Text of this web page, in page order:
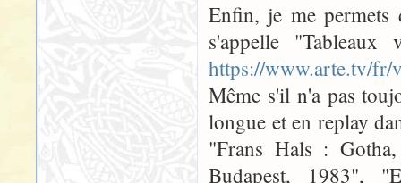
Enfin, je me permets
s'appelle
https://www.arte.tv/fr/
Même s'il n'a pas
longue et en replay
"Frans Hals :
Budapest, 1983",